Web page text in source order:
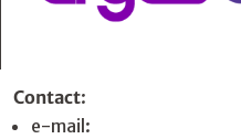
Contact:
e-mail: